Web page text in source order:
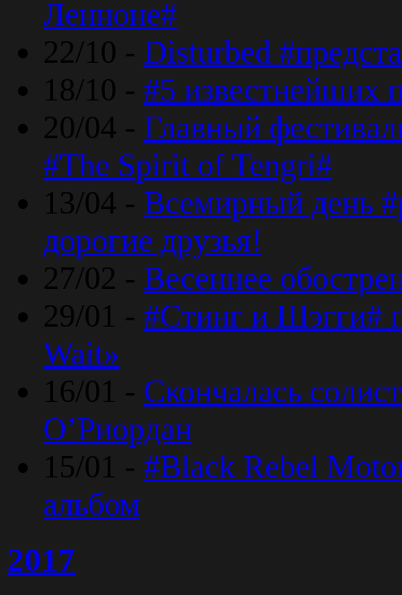
Ленноне#
22/10 - Disturbed
18/10 - #5 известнейших
20/04 - Главный
#The Spirit of Tengri#
13/04 - Всемирный день
дорогие друзья!
27/02 - Весеннее
29/01 - #Стинг и Шэгги#
Wait»
16/01 - Скончалась
O’Риордан
15/01 - #Black Rebel
альбом
2017